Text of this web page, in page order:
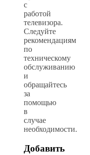
с
работой
телевизора.
Следуйте
рекомендациям
по
техническому
обслуживанию
и
обращайтесь
за
помощью
в
случае
необходимости.
Добавить